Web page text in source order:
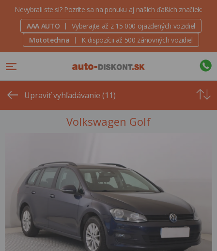
Nevybrali ste si? Pozrite sa na ponuku aj našich ďalších značiek:
AAA AUTO
Vyberajte až z 15 000 ojazdených vozidiel
Mototechna
K dispozícii až 500 zánovných vozidiel
Upraviť vyhľadávanie (11)
ceny
Volkswagen Golf